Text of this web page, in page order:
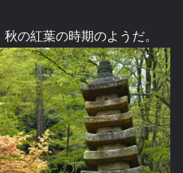
の紅葉の時期のようだ。